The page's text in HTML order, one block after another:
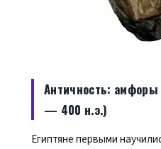
Античность:
— 400 н.э.)
Египтяне первыми